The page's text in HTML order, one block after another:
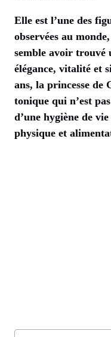
Elle est l’une des
observées au
semble avoir
élégance, vitalité et
ans, la princesse de
tonique qui n’est
d’une hygiène de
physique et